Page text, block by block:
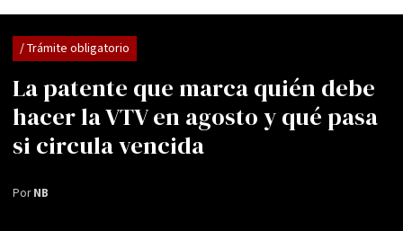
La patente que marca quién debe
hacer la VTV en agosto y qué pasa
si circula vencida
/ Trámite obligatorio
PorNB